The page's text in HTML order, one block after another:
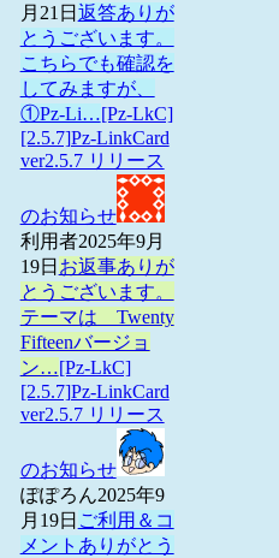
月21日 返答ありが
とうございます。
こちらでも確認を
してみますが、
①Pz-Li…[Pz-LkC]
[2.5.7]Pz-LinkCard
ver2.5.7 リリース
のお知らせ
利用者2025年9月
19日 お返事ありが
とうございます。
テーマは Twenty
Fifteenバージョ
ン…[Pz-LkC]
[2.5.7]Pz-LinkCard
ver2.5.7 リリース
のお知らせ
ぽぽろん2025年9
月19日 ご利用＆コ
メントありがとう